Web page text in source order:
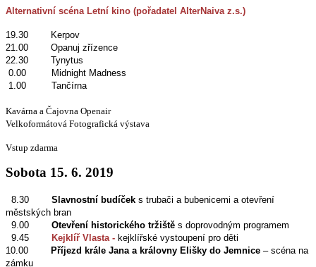
Alternativní scéna Letní kino (pořadatel AlterNaiva z.s.)
19.30 Kerpov
21.00 Opanuj zřízence
22.30 Tynytus
0.00 Midnight Madness
1.00 Tančírna
Kavárna a Čajovna Openair
Velkoformátová Fotografická výstava
Vstup zdarma
Sobota 15. 6. 2019
8.30 Slavnostní budíček s trubači a bubenicemi a otevření
městských bran
9.00 Otevření historického tržiště s doprovodným programem
9.45
Kejklíř Vlasta - kejklířské vystoupení pro děti
10.00
Příjezd krále Jana a královny Elišky do Jemnice – scéna na
zámku